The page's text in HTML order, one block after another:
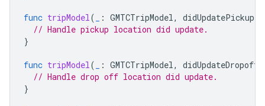
func tripModel( : GMTCTripModel,
// Handle pickup location did update.
}
func tripModel( : GMTCTripModel,
// Handle drop off location did update.
}